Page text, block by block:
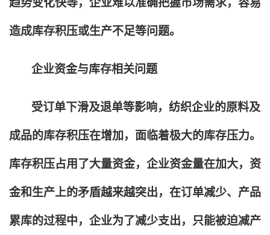
造成库存积压或生产不足等问题。
企业资金与库存相关问题
受订单下滑及退单等影响，纺织企业的原料及
成品的库存积压在增加，面临着极大的库存压力。
库存积压占用了大量资金，企业资金量在加大，资
金和生产上的矛盾越来越突出，在订单减少、产品
累库的过程中，企业为了减少支出，只能被迫减产